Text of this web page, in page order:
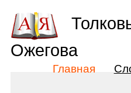
Ожегова
Главная